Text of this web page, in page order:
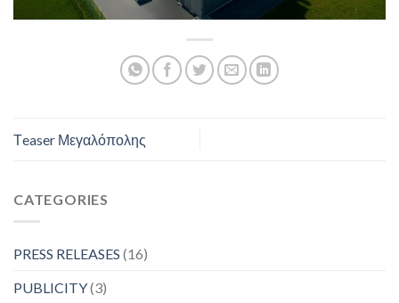
Τeaser Μεγαλόπολης
CATEGORIES
PRESS RELEASES (16)
PUBLICITY(3)